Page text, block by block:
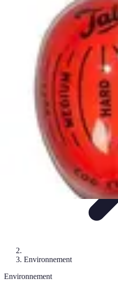
Défis et Découvertes
Innovation DurableÉducation et
Technologie et Innovation
Défis et Découvertes
Environnement
Environnement